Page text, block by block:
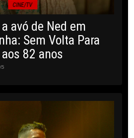
CINE/TV
avó de Ned em
Sem Volta Para
82 anos